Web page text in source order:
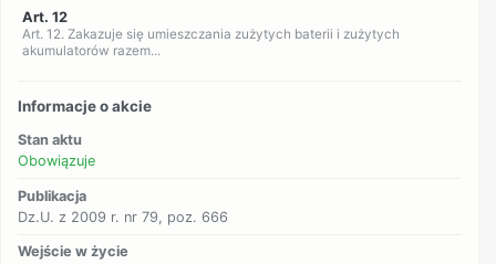
Art. 12
Art. 12. Zakazuje się umieszczania zużytych baterii i zużytych
akumulatorów razem...
Informacje o akcie
Stan aktu
Obowiązuje
Publikacja
Dz.U. z 2009 r. nr 79, poz. 666
Wejście w życie